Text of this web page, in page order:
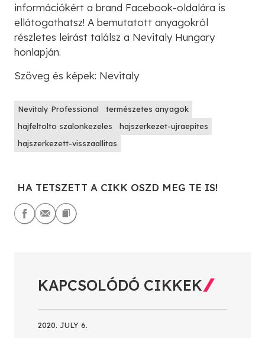
információkért a brand Facebook-oldalára is
ellátogathatsz! A bemutatott anyagokról
részletes leírást találsz a Nevitaly Hungary
honlapján.
Szöveg és képek: Nevitaly
Nevitaly Professional
természetes anyagok
hajfeltolto szalonkezeles
hajszerkezet-ujraepites
hajszerkezett-visszaallitas
HA TETSZETT A CIKK OSZD MEG TE IS!
KAPCSOLÓDÓ CIKKEK
2020. JULY 6.